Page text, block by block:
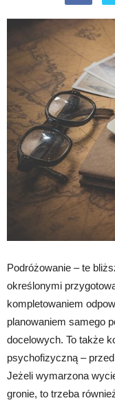
Podróżowanie – te
określonymi
kompletowaniem
planowaniem samego
docelowych. To także
psychofizyczną –
Jeżeli wymarzona
gronie, to trzeba